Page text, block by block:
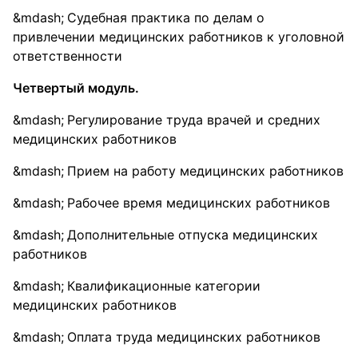
Судебная практика по делам о
привлечении медицинских работников к уголовной
ответственности
Четвертый модуль.
Регулирование труда врачей и средних
медицинских работников
Прием на работу медицинских работников
Рабочее время медицинских работников
Дополнительные отпуска медицинских
работников
Квалификационные категории
медицинских работников
Оплата труда медицинских работников